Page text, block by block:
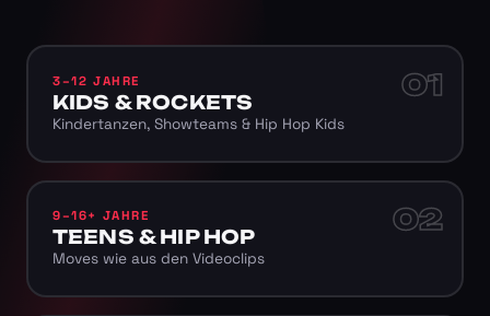
01
3–12 JAHRE
KIDS & ROCKETS
Kindertanzen, Showteams & Hip Hop Kids
02
9–16+ JAHRE
TEENS & HIP HOP
Moves wie aus den Videoclips